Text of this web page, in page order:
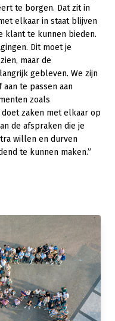
te borgen. Dat zit in
elkaar in staat blijven
klant te kunnen bieden.
Dit moet je
maar de
gebleven. We zijn
te passen aan
zoals
zaken met elkaar op
de afspraken die je
willen en durven
te kunnen maken.”